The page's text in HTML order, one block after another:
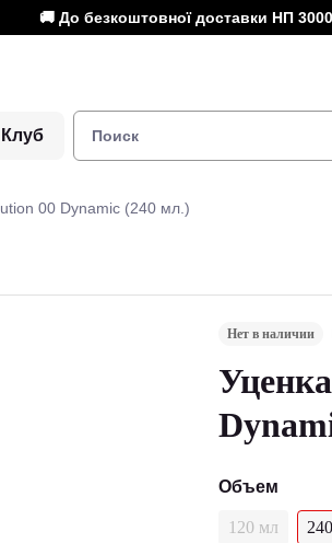
🚚 До безкоштовної доставки НП
00 Dynamic (240 мл.)
Нет в наличии
Объем
120 мл